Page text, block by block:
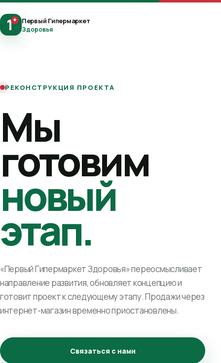
1+ Первый Гипермаркет
Здоровья
РЕКОНСТРУКЦИЯ ПРОЕКТА
Мы
готовим
новый
этап.
«Первый Гипермаркет Здоровья» переосмысливает
направление развития, обновляет концепцию и
готовит проект к следующему этапу. Продажи через
интернет-магазин временно приостановлены.
Связаться с нами